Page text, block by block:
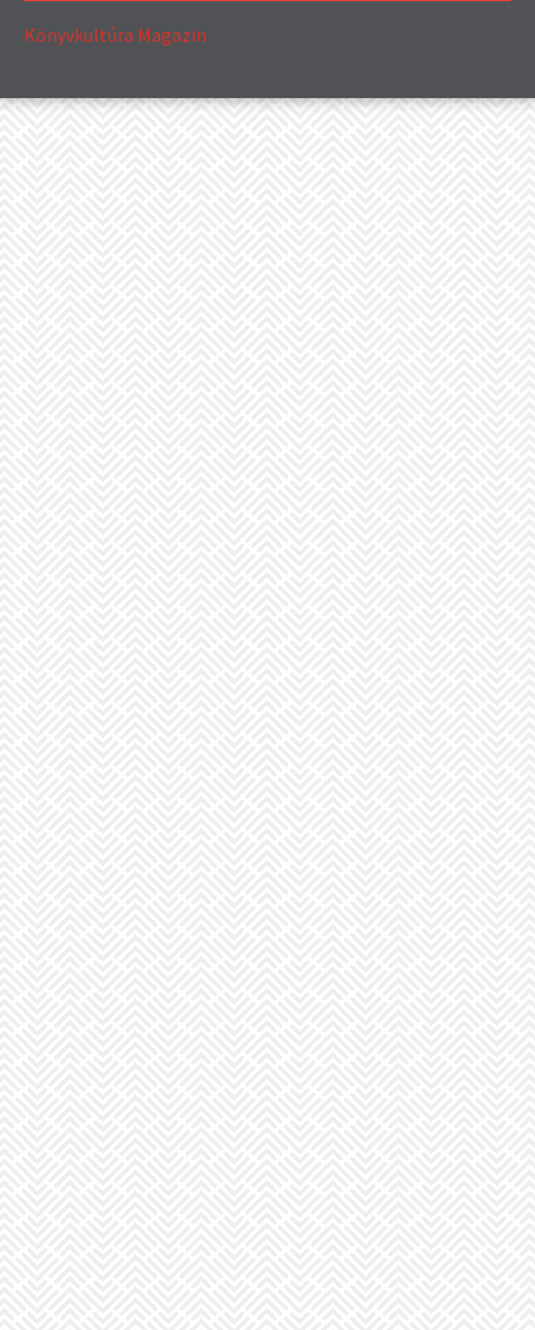
Könyvkultúra Magazin